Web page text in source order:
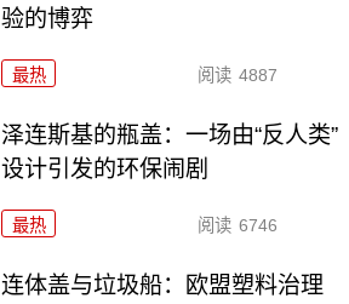
验的博弈
最热 阅读 4887
泽连斯基的瓶盖：一场由“反人类”
设计引发的环保闹剧
最热 阅读 6746
连体盖与垃圾船：欧盟塑料治理